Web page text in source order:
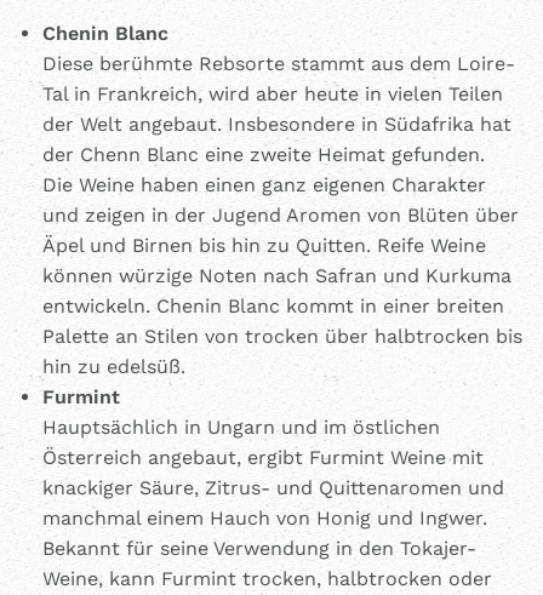
Chenin Blanc
Diese berühmte Rebsorte stammt aus dem Loire-
Tal in Frankreich, wird aber heute in vielen Teilen
der Welt angebaut. Insbesondere in Südafrika hat
der Chenn Blanc eine zweite Heimat gefunden.
Die Weine haben einen ganz eigenen Charakter
und zeigen in der Jugend Aromen von Blüten über
Äpel und Birnen bis hin zu Quitten. Reife Weine
können würzige Noten nach Safran und Kurkuma
entwickeln. Chenin Blanc kommt in einer breiten
Palette an Stilen von trocken über halbtrocken bis
hin zu edelsüß.
Furmint
Hauptsächlich in Ungarn und im östlichen
Österreich angebaut, ergibt Furmint Weine mit
knackiger Säure, Zitrus- und Quittenaromen und
manchmal einem Hauch von Honig und Ingwer.
Bekannt für seine Verwendung in den Tokajer-
Weine, kann Furmint trocken, halbtrocken oder